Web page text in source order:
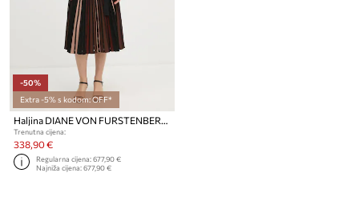
-50%
Extra -5% s kodom: OFF*
Haljina DIANE VON FURSTENBERG
Trenutna cijena:
338,90 €
Regularna cijena:677,90 €
Najniža cijena:677,90 €